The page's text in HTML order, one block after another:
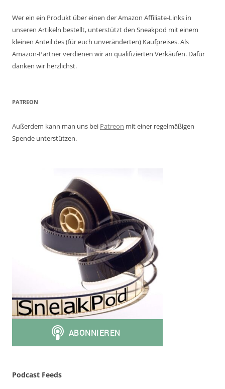
Wer ein ein Produkt über einen der Amazon Affiliate-Links in
unseren Artikeln bestellt, unterstützt den Sneakpod mit einem
kleinen Anteil des (für euch unveränderten) Kaufpreises. Als
Amazon-Partner verdienen wir an qualifizierten Verkäufen. Dafür
danken wir herzlichst.
PATREON
Außerdem kann man uns bei Patreon mit einer regelmäßigen
Spende unterstützen.
Podcast Feeds